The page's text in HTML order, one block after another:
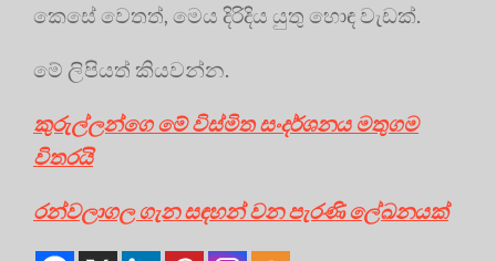
කෙසේ වෙතත්, මෙය දිරිදිය යුතු හොඳ වැඩක්.
මේ ලිපියත් කියවන්න.
කුරුල්ලන්ගෙ මේ විස්මිත සංදර්ශනය මතුගම
විතරයි
රන්වලාගල ගැන සඳහන් වන පැරණි ලේඛනයක්